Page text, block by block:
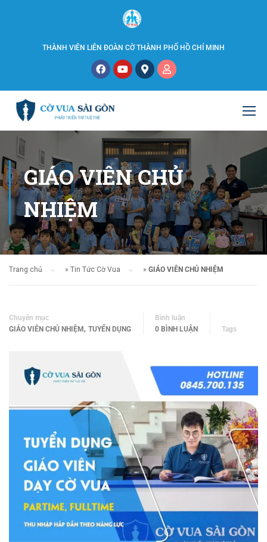
THÀNH VIÊN LIÊN ĐOÀN CỜ THÀNH PHỐ HỒ CHÍ MINH
GIÁO VIÊN CHỦ
NHIỆM
Trang chủ » Tin Tức Cờ Vua » GIÁO VIÊN CHỦ NHIỆM
Chuyên mục
GIÁO VIÊN CHỦ NHIỆM, TUYỂN DỤNG
Bình luận
0 BÌNH LUẬN
Tags